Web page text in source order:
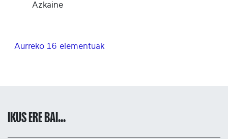
Azkaine
Aurreko 16 elementuak
IKUS ERE BAI...